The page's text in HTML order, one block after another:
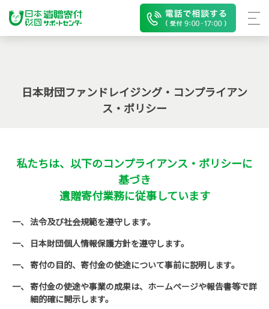
日本財団ファンドレイジング・コンプライアン
ス・ポリシー
私たちは、以下のコンプライアンス・ポリシーに
基づき
遺贈寄付業務に従事しています
法令及び社会規範を遵守します。
日本財団個人情報保護方針を遵守します。
寄付の目的、寄付金の使途について事前に説明します。
寄付金の使途や事業の成果は、ホームページや報告書等で詳
細的確に開示します。